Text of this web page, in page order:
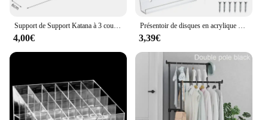
4,00€ 3,39€